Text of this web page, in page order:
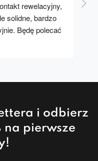
rewelacyjny,
solidne, bardzo
Będę polecać
A
i odbierz
pierwsze